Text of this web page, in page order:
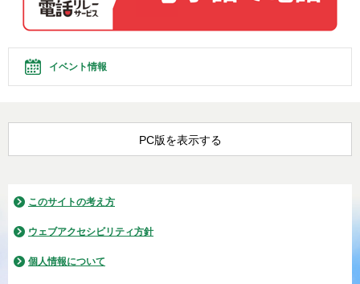
イベント情報
PC版を表示する
このサイトの考え方
ウェブアクセシビリティ方針
個人情報について